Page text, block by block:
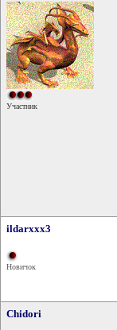
Участник
ildarxxx3
Новичок
Chidori